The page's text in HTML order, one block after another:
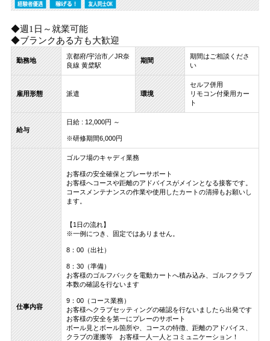
◆週1日～就業可能
◆ブランクある方も大歓迎
勤務地
京都府/宇治市／JR奈
良線 黄檗駅
期間
期間はご相談くださ
い
雇用形態 派遣 環境
セルフ併用
リモコン付乗用カー
ト
給与
日給 : 12,000円 ～
※研修期間6,000円
仕事内容
ゴルフ場のキャディ業務
お客様の安全確保とプレーサポート
お客様へコースや距離のアドバイスがメインとなる接客です。
コースメンテナンスの作業や使用したカートの清掃もお願いし
ます。
【1日の流れ】
※一例につき、固定ではありません。
8：00（出社）
8：30（準備）
お客様のゴルフバックを電動カートへ積み込み、ゴルフクラブ
本数の確認を行ないます
9：00（コース業務）
お客様へクラブセッティングの確認を行ないましたら出発です
お客様の安全を第一にプレーのサポート
ボール見とボール箇所や、コースの特徴、距離のアドバイス、
クラブの運搬等 お客様一人一人とコミュニケーション！